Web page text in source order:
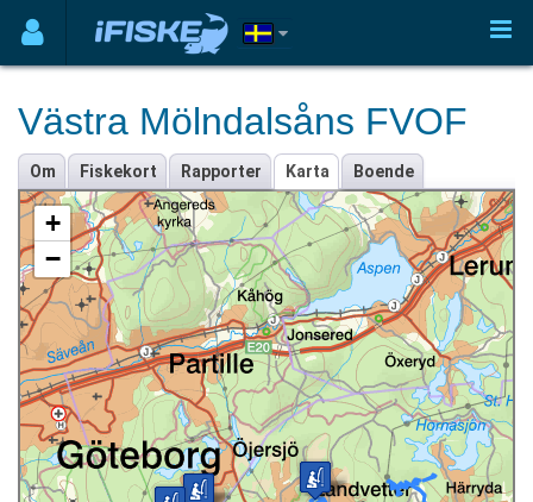
Västra Mölndalsåns FVOF
Om Fiskekort Rapporter Karta Boende
+
−